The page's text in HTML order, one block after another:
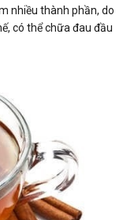
nhiều thành phần, do
có thể chữa đau đầu